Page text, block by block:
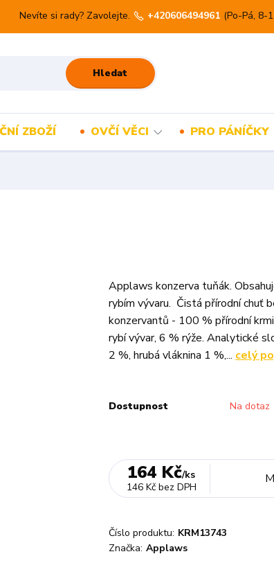
Hledat
Nevíte si rady? Zavolejte. +420606494961 (Po-Pá, 8-
ZBOŽÍ OVČÍ VĚCI PRO PÁNÍČKY
Applaws konzerva tuňák.
rybím vývaru. Čistá přírodní chuť
konzervantů - 100 % přírodní
rybí vývar, 6 % rýže. Analytické
2 %, hrubá vláknina 1 %,... celý
Dostupnost Na dotaz
164 Kč/ks
146 Kč bez DPH
Číslo produktu: KRM13743
Značka: Applaws